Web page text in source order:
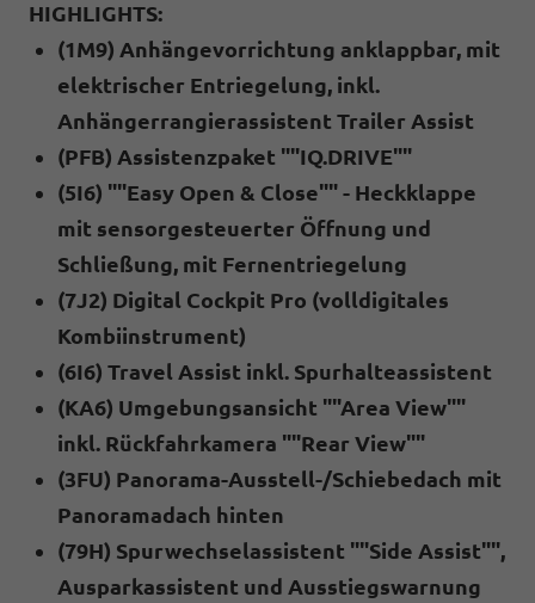
HIGHLIGHTS:
(1M9) Anhängevorrichtung anklappbar, mit
elektrischer Entriegelung, inkl.
Anhängerrangierassistent Trailer Assist
(PFB) Assistenzpaket ""IQ.DRIVE""
(5I6) ""Easy Open & Close"" - Heckklappe
mit sensorgesteuerter Öffnung und
Schließung, mit Fernentriegelung
(7J2) Digital Cockpit Pro (volldigitales
Kombiinstrument)
(6I6) Travel Assist inkl. Spurhalteassistent
(KA6) Umgebungsansicht ""Area View""
inkl. Rückfahrkamera ""Rear View""
(3FU) Panorama-Ausstell-/Schiebedach mit
Panoramadach hinten
(79H) Spurwechselassistent ""Side Assist"",
Ausparkassistent und Ausstiegswarnung